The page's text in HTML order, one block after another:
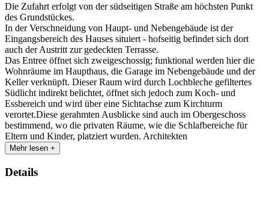
Die Zufahrt erfolgt von der südseitigen Straße am höchsten Punkt
des Grundstückes.
In der Verschneidung von Haupt- und Nebengebäude ist der
Eingangsbereich des Hauses situiert - hofseitig befindet sich dort
auch der Austritt zur gedeckten Terrasse.
Das Entree öffnet sich zweigeschossig; funktional werden hier die
Wohnräume im Haupthaus, die Garage im Nebengebäude und der
Keller verknüpft. Dieser Raum wird durch Lochbleche gefiltertes
Südlicht indirekt belichtet, öffnet sich jedoch zum Koch- und
Essbereich und wird über eine Sichtachse zum Kirchturm
verortet.Diese gerahmten Ausblicke sind auch im Obergeschoss
bestimmend, wo die privaten Räume, wie die Schlafbereiche für
Eltern und Kinder, platziert wurden. Architekten
Mehr lesen +
Details